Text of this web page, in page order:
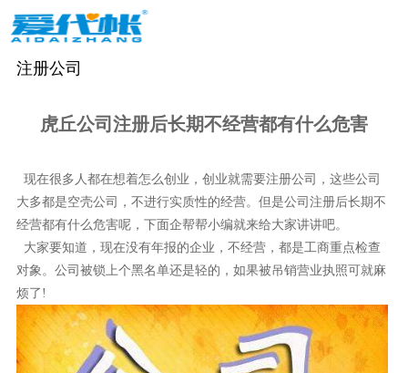
注册公司
虎丘公司注册后长期不经营都有什么危害
现在很多人都在想着怎么创业，创业就需要注册公司，这些公司
大多都是空壳公司，不进行实质性的经营。但是公司注册后长期不
经营都有什么危害呢，下面企帮帮小编就来给大家讲讲吧。
大家要知道，现在没有年报的企业，不经营，都是工商重点检查
对象。公司被锁上个黑名单还是轻的，如果被吊销营业执照可就麻
烦了 !